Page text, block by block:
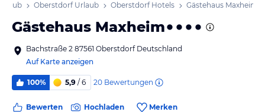
Oberstdorf Urlaub Oberstdorf Hotels Gästehaus Maxheim
Gästehaus Maxheim
Bachstraße 2 87561 Oberstdorf Deutschland
Auf Karte anzeigen
100% 5,9 / 6 20 Bewertungen
Bewerten Hochladen Merken